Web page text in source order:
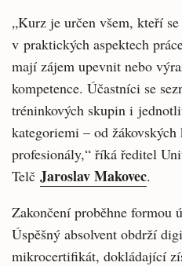
„Kurz je určen všem, kteří
v praktických aspektech
mají zájem upevnit nebo
kompetence. Účastníci se
tréninkových skupin i
kategoriemi – od
profesionály,“ říká ředitel
Telč Jaroslav Makovec.
Zakončení proběhne formou
Úspěšný absolvent obdrží
mikrocertifikát, dokládající